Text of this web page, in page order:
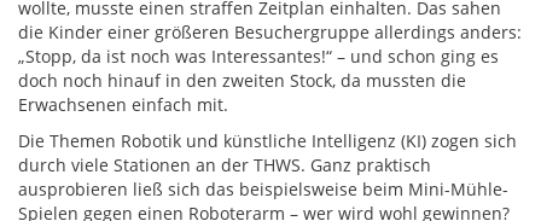
wollte, musste einen straffen Zeitplan einhalten. Das sahen
die Kinder einer größeren Besuchergruppe allerdings anders:
„Stopp, da ist noch was Interessantes!“ – und schon ging es
doch noch hinauf in den zweiten Stock, da mussten die
Erwachsenen einfach mit.
Die Themen Robotik und künstliche Intelligenz (KI) zogen sich
durch viele Stationen an der THWS. Ganz praktisch
ausprobieren ließ sich das beispielsweise beim Mini-Mühle-
Spielen gegen einen Roboterarm – wer wird wohl gewinnen?